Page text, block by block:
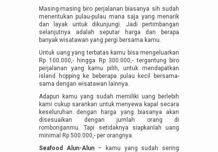
Masing-masing biro perjalanan biasanya sih sudah
menentukan pulau-pulau mana saja yang menarik
dan layak untuk dikunjungi. Jadi pertimbangan
selanjutnya adalah seputar harga dan berapa
banyak wisatawan yang pergi bersama kamu.
Untuk uang yang terbatas kamu bisa mengeluarkan
Rp 100.000,- hingga Rp 300.000,- tergantung biro
perjalanan yang kamu pilih, untuk mendapatkan
island hopping ke beberapa pulau kecil bersama-
sama dengan wisatawan lainnya.
Adapun kamu yang sudah memiliki uang berlebih
kami cukup sarankan untuk menyewa kapal secara
keseluruhan dengan harga yang biasanya akan
disesuaikan dengan jumlah orang di
rombonganmu. Tapi setidaknya siapkanlah uang
minimal Rp 500.000,- per orangnya.
Seafood Alun-Alun – kamu yang sudah sering